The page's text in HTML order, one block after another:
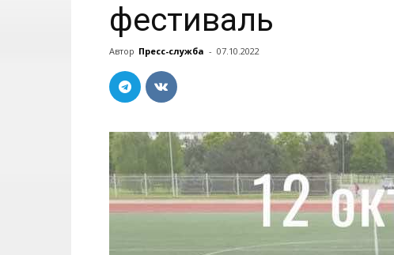
фестиваль
Автор Пресс-служба - 07.10.2022